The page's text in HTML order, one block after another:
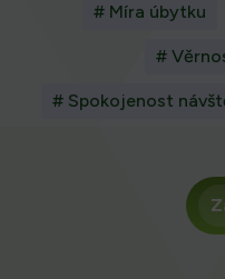
# Míra úbytku
#
# Spokojenost